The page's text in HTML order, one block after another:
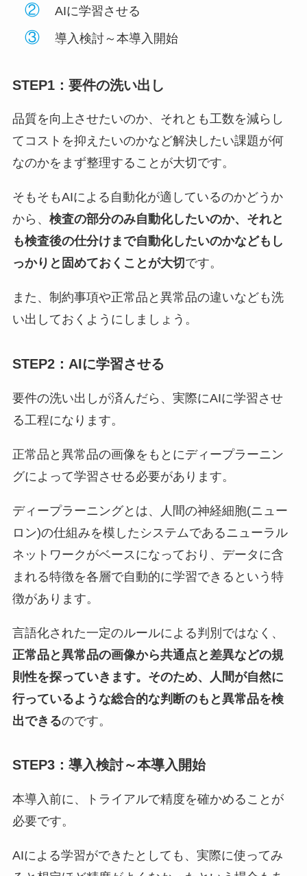
② AIに学習させる
③ 導入検討～本導入開始
STEP1：要件の洗い出し
品質を向上させたいのか、それとも工数を減らし
てコストを抑えたいのかなど解決したい課題が何
なのかをまず整理することが大切です。
そもそもAIによる自動化が適しているのかどうか
から、 検査の部分のみ自動化したいのか、それと
も検査後の仕分けまで自動化したいのかなどもし
っかりと固めておくことが大切 です。
また、制約事項や正常品と異常品の違いなども洗
い出しておくようにしましょう。
STEP2：AIに学習させる
要件の洗い出しが済んだら、実際にAIに学習させ
る工程になります。
正常品と異常品の画像をもとにディープラーニン
グによって学習させる必要があります。
ディープラーニングとは、人間の神経細胞(ニュー
ロン)の仕組みを模したシステムであるニューラル
ネットワークがベースになっており、データに含
まれる特徴を各層で自動的に学習できるという特
徴があります。
言語化された一定のルールによる判別ではなく、
正常品と異常品の画像から共通点と差異などの規
則性を探っていきます。そのため、人間が自然に
行っているような総合的な判断のもと異常品を検
出できるのです。
STEP3：導入検討～本導入開始
本導入前に、トライアルで精度を確かめることが
必要です。
AIによる学習ができたとしても、実際に使ってみ